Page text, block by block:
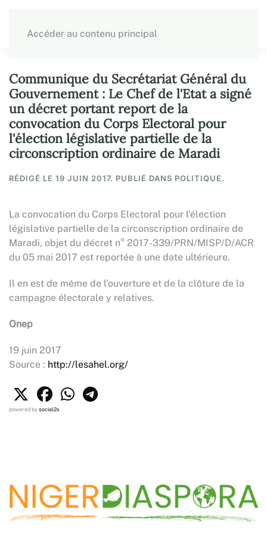
Accéder au contenu principal
Communique du Secrétariat Général du
Gouvernement : Le Chef de l'Etat a signé
un décret portant report de la
convocation du Corps Electoral pour
l'élection législative partielle de la
circonscription ordinaire de Maradi
RÉDIGÉ LE 19 JUIN 2017. PUBLIÉ DANS POLITIQUE.
La convocation du Corps Electoral pour l'élection
législative partielle de la circonscription ordinaire de
Maradi, objet du décret n° 2017-339/PRN/MISP/D/ACR
du 05 mai 2017 est reportée à une date ultérieure.
Il en est de même de l'ouverture et de la clôture de la
campagne électorale y relatives.
Onep
19 juin 2017
Source : http://lesahel.org/
powered bysocial2s